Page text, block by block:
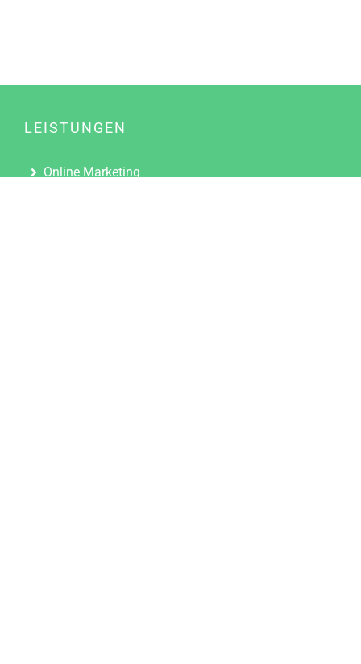
LEISTUNGEN
Online Marketing